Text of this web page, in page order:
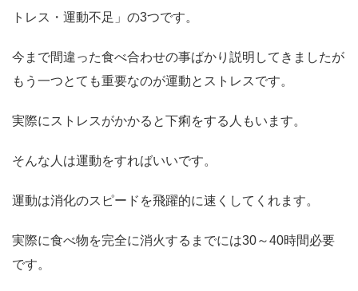
トレス・運動不足」の3つです。
今まで間違った食べ合わせの事ばかり説明してきましたが
もう一つとても重要なのが運動とストレスです。
実際にストレスがかかると下痢をする人もいます。
そんな人は運動をすればいいです。
運動は消化のスピードを飛躍的に速くしてくれます。
実際に食べ物を完全に消火するまでには30～40時間必要
です。